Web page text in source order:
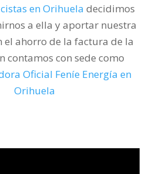
en Orihuela decidimos
a ella y aportar nuestra
el ahorro de la factura de la
contamos con sede como
Oficial Feníe Energía en
Orihuela